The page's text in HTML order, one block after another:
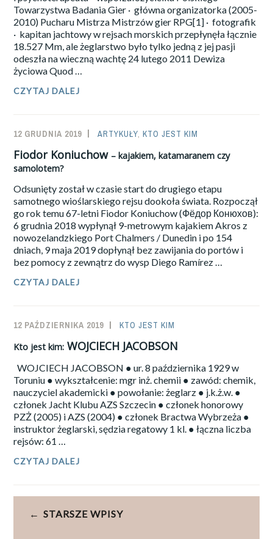
STEROWANY
Towarzystwa Badania Gier · główna organizatorka (2005-
2010) Pucharu Mistrza Mistrzów gier RPG[1] · fotografik
· kapitan jachtowy w rejsach morskich przepłynęła łącznie
18.527 Mm, ale żeglarstwo było tylko jedną z jej pasji
odeszła na wieczną wachtę 24 lutego 2011 Dewiza
życiowa Quod …
CZYTAJ DALEJ
ANNA
„JAGODA”,
12 GRUDNIA 2019
SAILOR-
ADMIN
ARTYKUŁY,KTO JEST KIM
Fiodor Koniuchow – kajakiem, katamaranem czy
samolotem?
Odsunięty został w czasie start do drugiego etapu
samotnego wioślarskiego rejsu dookoła świata. Rozpoczął
go rok temu 67-letni Fiodor Koniuchow (Фёдор Конюхов):
6 grudnia 2018 wypłynął 9-metrowym kajakiem Akros z
nowozelandzkiego Port Chalmers / Dunedin i po 154
dniach, 9 maja 2019 dopłynął bez zawijania do portów i
bez pomocy z zewnątrz do wysp Diego Ramírez …
CZYTAJ DALEJ
KATAMARANEM
SAMOLOTEM?
12 PAŹDZIERNIKA 2019
SAILOR-
ADMIN
KTO JEST KIM
Kto jest kim: WOJCIECH JACOBSON
WOJCIECH JACOBSON ● ur. 8 października 1929 w
Toruniu ● wykształcenie: mgr inż. chemii ● zawód: chemik,
nauczyciel akademicki ● powołanie: żeglarz ● j.k.ż.w. ●
członek Jacht Klubu AZS Szczecin ● członek honorowy
PZŻ (2005) i AZS (2004) ● członek Bractwa Wybrzeża ●
instruktor żeglarski, sędzia regatowy 1 kl. ● łączna liczba
rejsów: 61 …
CZYTAJ DALEJ
Nawigacja
STARSZE WPISY